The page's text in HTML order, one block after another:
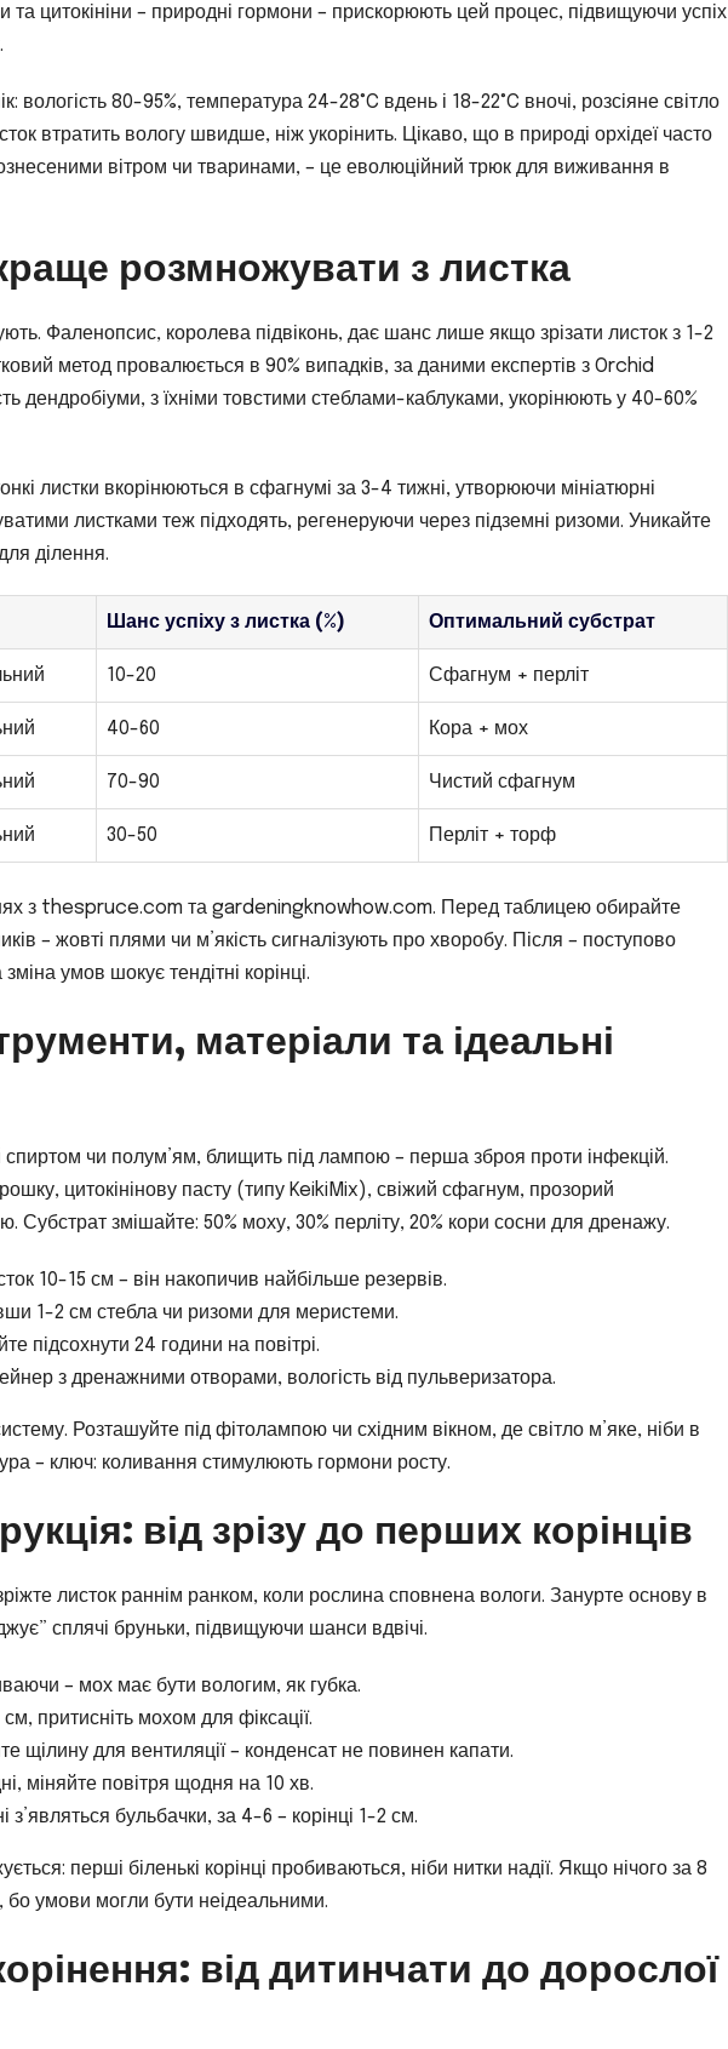
цитокініни – природні гормони – прискорюють цей процес, підвищуючи успіх
вологість 80-95%, температура 24-28°C вдень і 18-22°C вночі, розсіяне світло
втратить вологу швидше, ніж укорінить. Цікаво, що в природі орхідеї часто
вітром чи тваринами, – це еволюційний трюк для виживання в
розмножувати з листка
Фаленопсис, королева підвіконь, дає шанс лише якщо зрізати листок з 1-2
метод провалюється в 90% випадків, за даними експертів з Orchid
з їхніми товстими стеблами-каблуками, укорінюють у 40-60%
тонкі листки вкорінюються в сфагнумі за 3-4 тижні, утворюючи мініатюрні
листками теж підходять, регенеруючи через підземні ризоми. Уникайте
ділення.
Шанс успіху з листка (%) Оптимальний субстрат
10-20 Сфагнум + перліт
40-60 Кора + мох
70-90 Чистий сфагнум
30-50 Перліт + торф
з thespruce.com та gardeningknowhow.com. Перед таблицею обирайте
– жовті плями чи м’якість сигналізують про хворобу. Після – поступово
умов шокує тендітні корінці.
матеріали та ідеальні
спиртом чи полум’ям, блищить під лампою – перша зброя проти інфекцій.
цитокінінову пасту (типу KeikiMix), свіжий сфагнум, прозорий
Субстрат змішайте: 50% моху, 30% перліту, 20% кори сосни для дренажу.
10-15 см – він накопичив найбільше резервів.
1-2 см стебла чи ризоми для меристеми.
підсохнути 24 години на повітрі.
з дренажними отворами, вологість від пульверизатора.
Розташуйте під фітолампою чи східним вікном, де світло м’яке, ніби в
– ключ: коливання стимулюють гормони росту.
від зрізу до перших корінців
листок раннім ранком, коли рослина сповнена вологи. Занурте основу в
сплячі бруньки, підвищуючи шанси вдвічі.
– мох має бути вологим, як губка.
притисніть мохом для фіксації.
щілину для вентиляції – конденсат не повинен капати.
міняйте повітря щодня на 10 хв.
з’являться бульбачки, за 4-6 – корінці 1-2 см.
перші біленькі корінці пробиваються, ніби нитки надії. Якщо нічого за 8
бо умови могли бути неідеальними.
від дитинчати до дорослої